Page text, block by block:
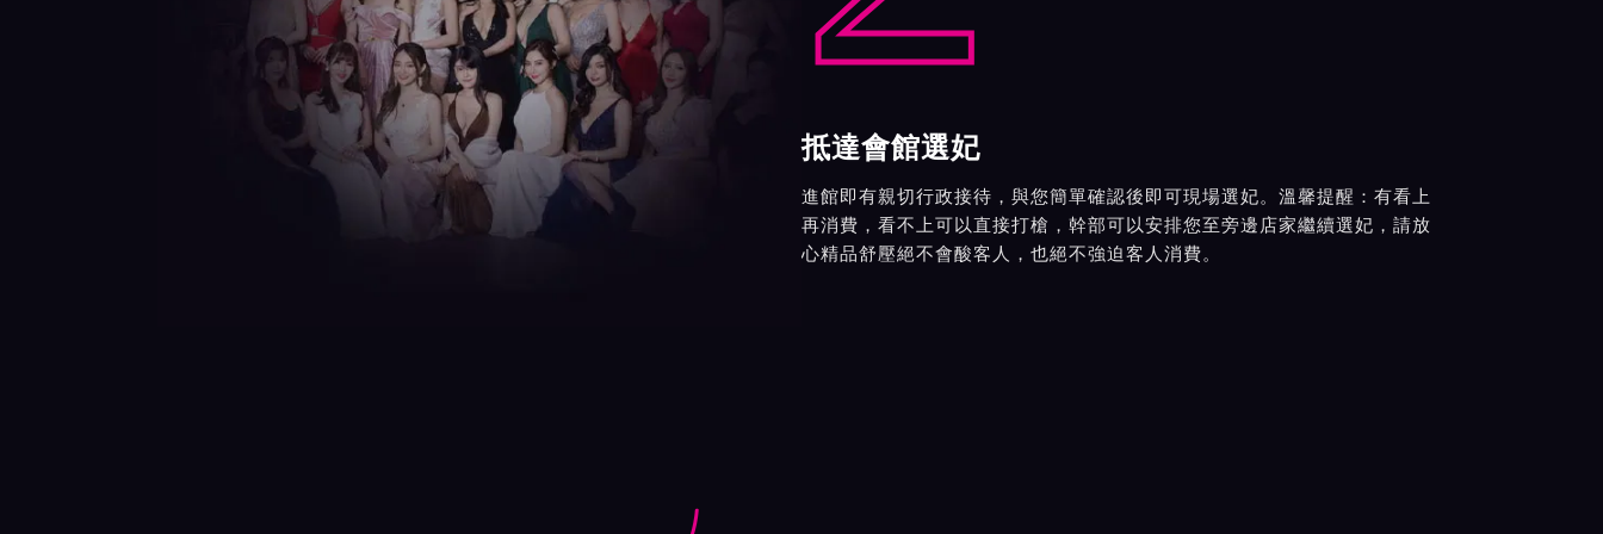
抵達會館選妃
進館即有親切行政接待，與您簡單確認後即可現場選妃。溫馨提醒：有看上
再消費，看不上可以直接打槍，幹部可以安排您至旁邊店家繼續選妃，請放
心精品舒壓絕不會酸客人，也絕不強迫客人消費。